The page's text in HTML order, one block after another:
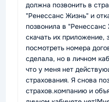
должна позвонить в
"Ренессанс Жизнь" и
позвонила в
скачать их приложение,
посмотреть номера
сделала, но в личном
что у меня нет
страхования. Я снова
страхов.компанию и